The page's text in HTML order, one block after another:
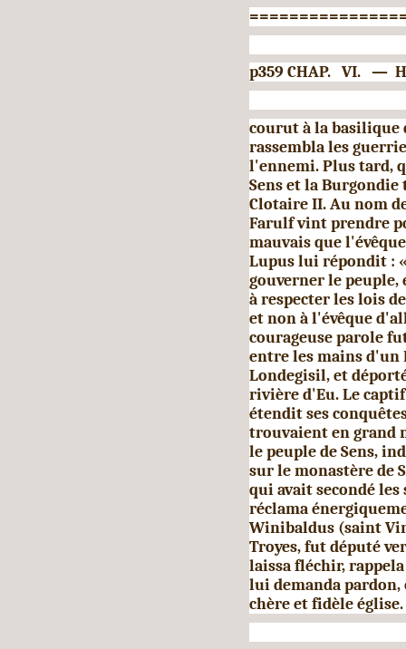
p359 CHAP. VI. —
courut à la basilique
ras­sembla les
l'ennemi. Plus tard,
Sens et la
Clotaire II. Au nom
Farulf vint prendre
mauvais que
Lupus lui répondit :
gouverner le peuple,
à respecter les lois
et non à l'évêque
courageuse parole
entre les mains d'un
Londegisil, et
rivière d'Eu. Le
étendit ses
trouvaient en grand
le peuple de Sens,
sur le monastère de
qui avait secondé
réclama
Winibaldus (saint
Troyes, fut député
laissa fléchir,
lui de­manda pardon,
chère et fidèle église.